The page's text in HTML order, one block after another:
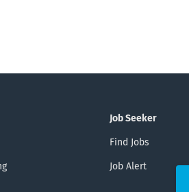
Job Seeker
Find Jobs
Job Alert